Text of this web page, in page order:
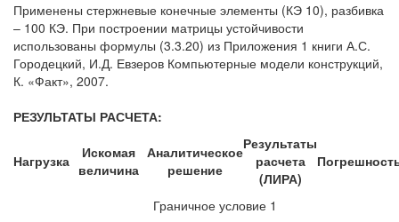
Применены стержневые конечные элементы (КЭ 10), разбивка
– 100 КЭ. При построении матрицы устойчивости
использованы формулы (3.3.20) из Приложения 1 книги А.С.
Городецкий, И.Д. Евзеров Компьютерные модели конструкций,
К. «Факт», 2007.
РЕЗУЛЬТАТЫ РАСЧЕТА:
Нагрузка
Искомая
величина
Аналитическое
решение
Результаты
расчета
(ЛИРА)
Граничное условие 1